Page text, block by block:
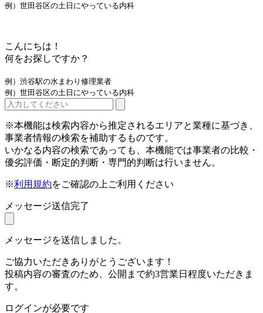
例）世田谷区の土日にやっている内科
こんにちは！
何をお探しですか？
例）渋谷駅の水まわり修理業者
例）世田谷区の土日にやっている内科
※本機能は検索内容から推定されるエリアと業種に基づき、
事業者情報の検索を補助するものです。
いかなる内容の検索であっても、本機能では事業者の比較・
優劣評価・断定的判断・専門的判断は行いません。
※利用規約をご確認の上ご利用ください
メッセージ送信完了
メッセージを送信しました。
ご協力いただきありがとうございます！
投稿内容の審査のため、公開まで約3営業日程度いただきま
す。
ログインが必要です